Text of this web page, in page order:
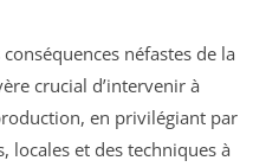
néfastes de la
crucial d’intervenir à
en privilégiant par
locales et des techniques à